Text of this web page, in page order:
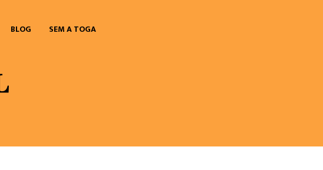
BLOG SEM A TOGA